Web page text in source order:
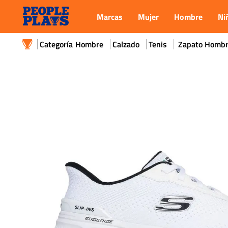
Marcas Mujer Hombre
Hombre Calzado Tenis Zapato